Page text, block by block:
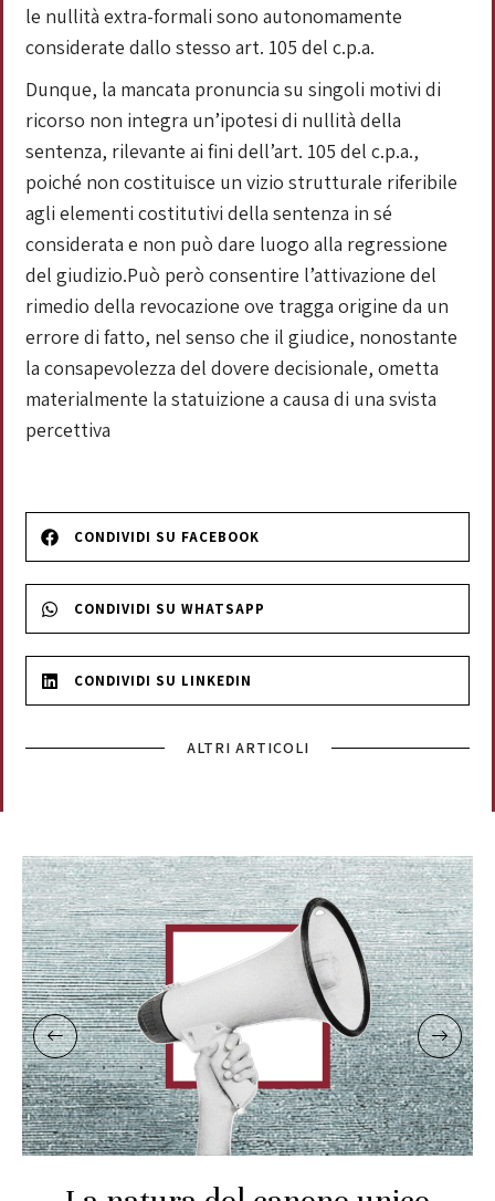
le nullità extra-formali sono autonomamente
considerate dallo stesso art. 105 del c.p.a.
Dunque, la mancata pronuncia su singoli motivi di
ricorso non integra un’ipotesi di nullità della
sentenza, rilevante ai fini dell’art. 105 del c.p.a.,
poiché non costituisce un vizio strutturale riferibile
agli elementi costitutivi della sentenza in sé
considerata e non può dare luogo alla regressione
del giudizio.Può però consentire l’attivazione del
rimedio della revocazione ove tragga origine da un
errore di fatto, nel senso che il giudice, nonostante
la consapevolezza del dovere decisionale, ometta
materialmente la statuizione a causa di una svista
percettiva
CONDIVIDI SU FACEBOOK
CONDIVIDI SU WHATSAPP
CONDIVIDI SU LINKEDIN
ALTRI ARTICOLI